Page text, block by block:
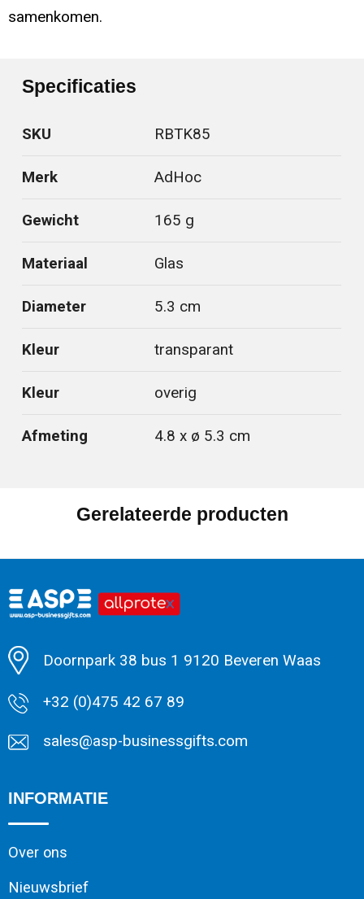
samenkomen.
Specificaties
SKU RBTK85
Merk AdHoc
Gewicht 165 g
Materiaal Glas
Diameter 5.3 cm
Kleur transparant
Kleur overig
Afmeting 4.8 x ø 5.3 cm
Gerelateerde producten
Doornpark 38 bus 1 9120 Beveren Waas
+32 (0)475 42 67 89
sales@asp-businessgifts.com
INFORMATIE
Over ons
Nieuwsbrief